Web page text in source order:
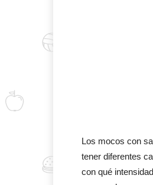
Los mocos con
tener diferentes
con qué